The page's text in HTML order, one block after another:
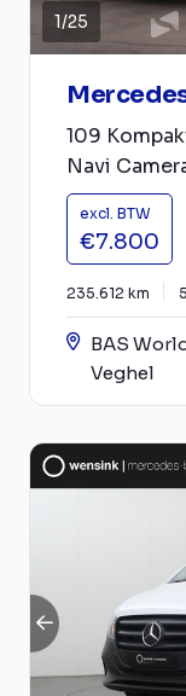
1/25
109
Navi
excl. BTW
€7.800
235.612 km
BAS
Veghel